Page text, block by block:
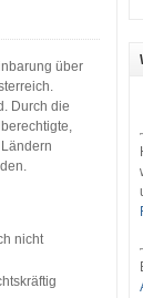
über
Durch die
nicht